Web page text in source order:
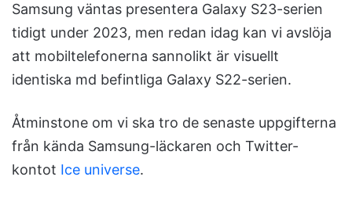
Samsung väntas presentera Galaxy S23-serien
tidigt under 2023, men redan idag kan vi avslöja
att mobiltelefonerna sannolikt är visuellt
identiska md befintliga Galaxy S22-serien.
Åtminstone om vi ska tro de senaste uppgifterna
från kända Samsung-läckaren och Twitter-
kontot Ice universe.